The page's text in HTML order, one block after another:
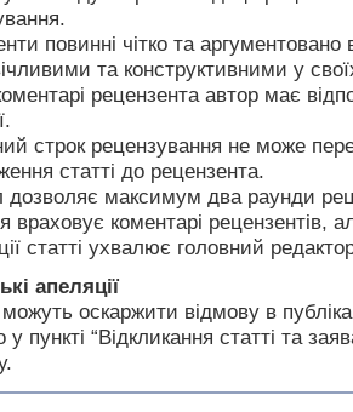
повинні чітко та
та конструктивними у
рецензента автор має
строк рецензування не може
статті до рецензента.
максимум два раунди
враховує коментарі рецензентів,
статті ухвалює головний
апеляції
оскаржити відмову в
пункті “Відкликання статті та